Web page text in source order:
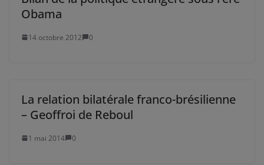
Obama
14 octobre 2012 0
La relation bilatérale franco-brésilienne
– Geoffroi de Reboul
1 mai 2014 0